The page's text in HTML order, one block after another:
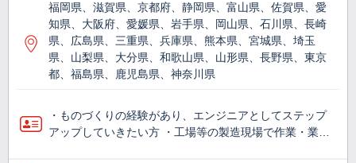
福岡県、滋賀県、京都府、静岡県、富山県、佐賀県、愛
知県、大阪府、愛媛県、岩手県、岡山県、石川県、長崎
県、広島県、三重県、兵庫県、熊本県、宮城県、埼玉
県、山梨県、大分県、和歌山県、山形県、長野県、東京
都、福島県、鹿児島県、神奈川県
・ものづくりの経験があり、エンジニアとしてステップ
アップしていきたい方 ・工場等の製造現場で作業・業…